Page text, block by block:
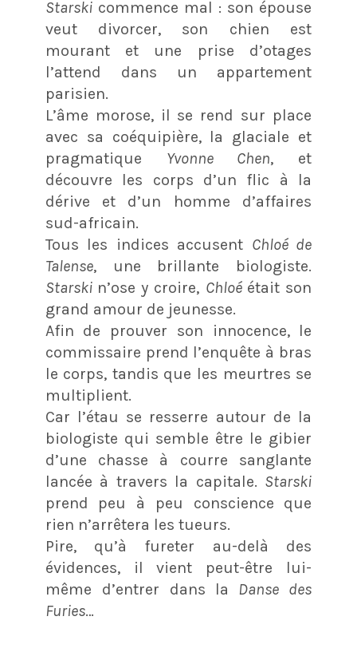
Starskicommence mal : son épouse
veut divorcer, son chien est
mourant et une prise d’otages
l’attend dans un appartement
parisien.
L’âme morose, il se rend sur place
avec sa coéquipière, la glaciale et
pragmatique Yvonne Chen, et
découvre les corps d’un flic à la
dérive et d’un homme d’affaires
sud-africain.
Tous les indices accusent Chloé de
Talense, une brillante biologiste.
Starski n’ose y croire, Chloé était son
grand amour de jeunesse.
Afin de prouver son innocence, le
commissaire prend l’enquête à bras
le corps, tandis que les meurtres se
multiplient.
Car l’étau se resserre autour de la
biologiste qui semble être le gibier
d’une chasse à courre sanglante
lancée à travers la capitale. Starski
prend peu à peu conscience que
rien n’arrêtera les tueurs.
Pire, qu’à fureter au-delà des
évidences, il vient peut-être lui-
même d’entrer dans la
Danse des
Furies…